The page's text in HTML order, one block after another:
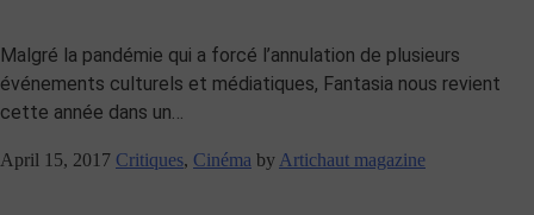
Malgré la pandémie qui a forcé l’annulation de plusieurs
événements culturels et médiatiques, Fantasia nous revient
cette année dans un…
April 15, 2017 Critiques, Cinéma by Artichaut magazine